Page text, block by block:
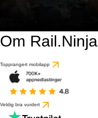
Om Rail.Ninja
Topprangert mobilapp
Veldig bra vurdert